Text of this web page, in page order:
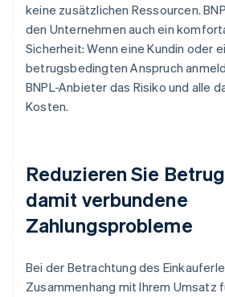
keine zusätzlichen Ressourcen.
den Unternehmen auch ein
Sicherheit: Wenn eine Kundin oder
betrugsbedingten Anspruch
BNPL-Anbieter das Risiko und alle
Kosten.
Reduzieren Sie
damit verbundene
Zahlungsprobleme
Bei der Betrachtung des
Zusammenhang mit Ihrem Umsatz